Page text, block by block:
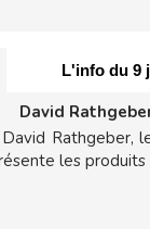
L'info du 9
David
Rathgeber,
les produits